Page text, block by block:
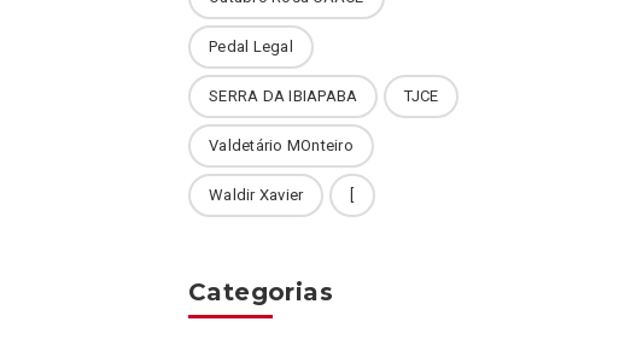
Pedal Legal
SERRA DA IBIAPABA TJCE
Valdetário MOnteiro
Waldir Xavier
Categorias